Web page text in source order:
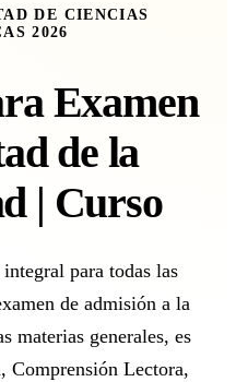
DE CIENCIAS
2026
Examen
de la
| Curso
para todas las
de admisión a la
materias generales, es
Comprensión Lectora,